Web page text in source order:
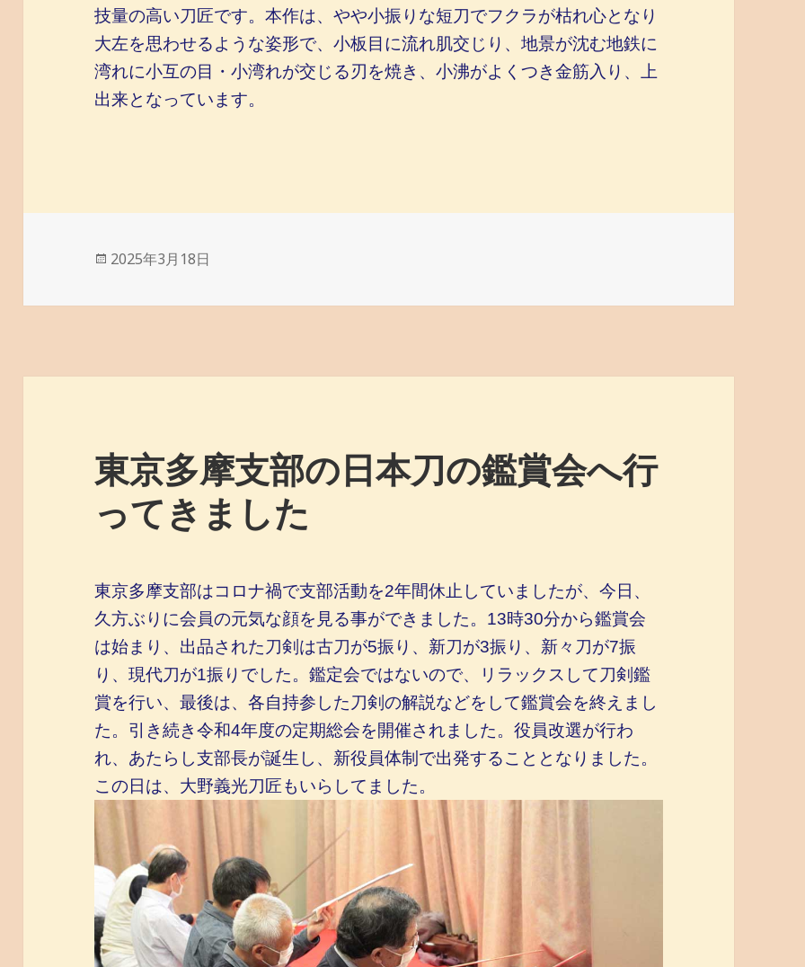
技量の高い刀匠です。本作は、やや小振りな短刀でフクラが枯れ心となり
大左を思わせるような姿形で、小板目に流れ肌交じり、地景が沈む地鉄に
湾れに小互の目・小湾れが交じる刃を焼き、小沸がよくつき金筋入り、上
出来となっています。
投
日:
2025年3月18日
東京多摩支部の日本刀の鑑賞会へ行
ってきました
東京多摩支部はコロナ禍で支部活動を2年間休止していましたが、今日、
久方ぶりに会員の元気な顔を見る事ができました。13時30分から鑑賞会
は始まり、出品された刀剣は古刀が5振り、新刀が3振り、新々刀が7振
り、現代刀が1振りでした。鑑定会ではないので、リラックスして刀剣鑑
賞を行い、最後は、各自持参した刀剣の解説などをして鑑賞会を終えまし
た。引き続き令和4年度の定期総会を開催されました。役員改選が行わ
れ、あたらし支部長が誕生し、新役員体制で出発することとなりました。
この日は、大野義光刀匠もいらしてました。